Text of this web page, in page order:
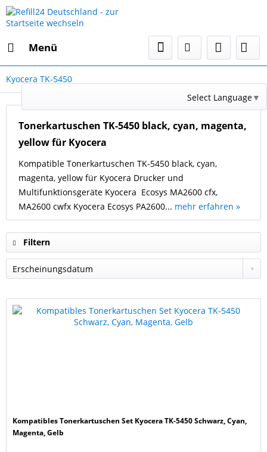
Menü
Select Language▼
Kyocera TK-5450
Tonerkartuschen TK-5450 black, cyan, magenta,
yellow für Kyocera
Kompatible Tonerkartuschen TK-5450 black, cyan,
magenta, yellow für Kyocera Drucker und
Multifunktionsgeräte Kyocera Ecosys MA2600 cfx,
MA2600 cwfx Kyocera Ecosys PA2600... mehr erfahren »
Filtern
Kompatibles Tonerkartuschen Set Kyocera TK-5450 Schwarz, Cyan,
Magenta, Gelb